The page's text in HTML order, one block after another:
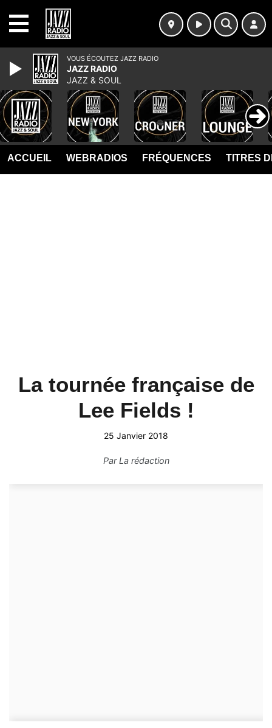
ACCUEIL WEBRADIOS FRÉQUENCES TITRES
La tournée française de
Lee Fields !
25 Janvier 2018
ParLa rédaction
VOUS ÉCOUTEZ JAZZ RADIO
JAZZ RADIO
JAZZ & SOUL